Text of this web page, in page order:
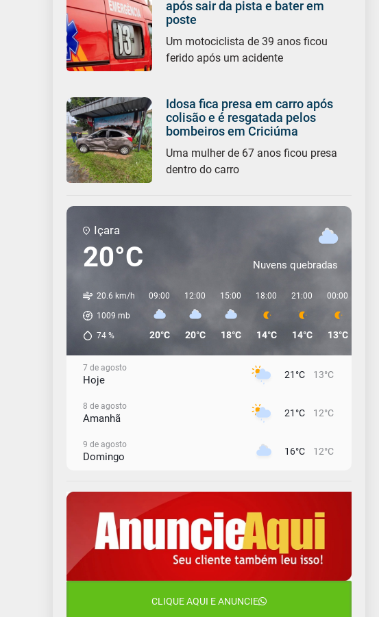
após sair da pista e bater em
poste
Um motociclista de 39 anos ficou
ferido após um acidente
Idosa fica presa em carro após
colisão e é resgatada pelos
bombeiros em Criciúma
Uma mulher de 67 anos ficou presa
dentro do carro
Içara
20°C Nuvens quebradas
20.6 km/h
1009 mb
74%
09:00
20°C
12:00
20°C
15:00
18°C
18:00
14°C
21:00
14°C
00:00
13°C
7 de agosto
Hoje 21°C 13°C
8 de agosto
Amanhã 21°C 12°C
9 de agosto
Domingo 16°C 12°C
Segunda-Feira 15°C 11°C
11 de agosto
Terça-Feira
12 de agosto
15°C 11°C
CLIQUE AQUI E ANUNCIE